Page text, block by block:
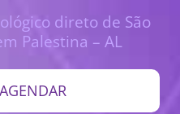
direto de São
Palestina – AL